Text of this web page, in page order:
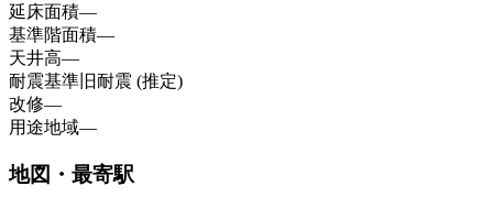
延床面積—
基準階面積—
天井高—
耐震基準 旧耐震 (推定)
改修—
用途地域—
地図・最寄駅